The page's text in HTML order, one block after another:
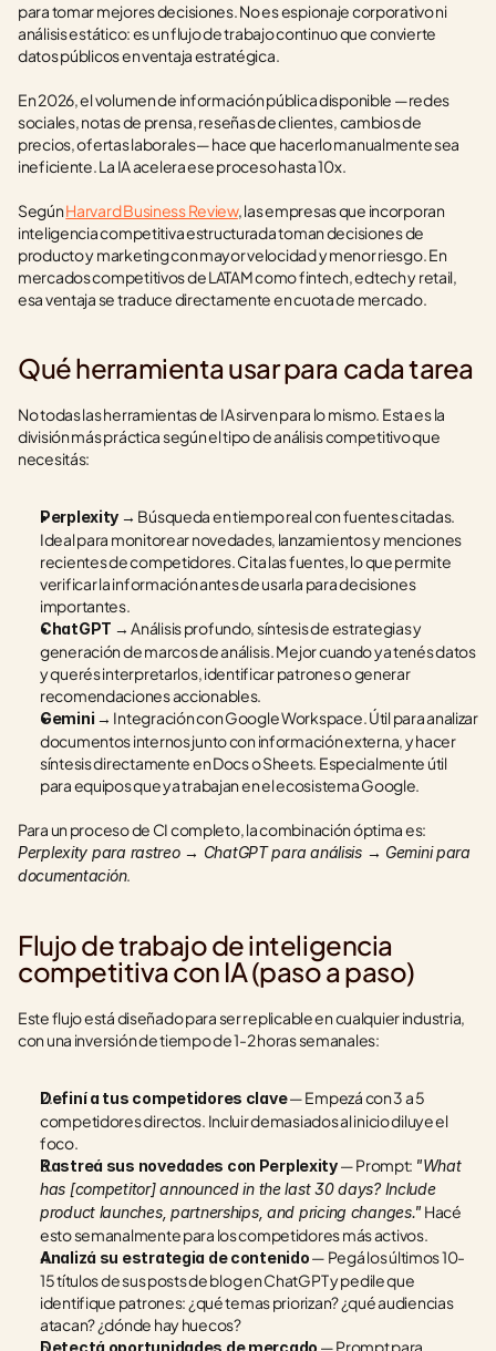
para tomar mejores decisiones. No es espionaje corporativo ni
análisis estático: es un flujo de trabajo continuo que convierte
datos públicos en ventaja estratégica.
En 2026, el volumen de información pública disponible —redes
sociales, notas de prensa, reseñas de clientes, cambios de
precios, ofertas laborales— hace que hacerlo manualmente sea
ineficiente. La IA acelera ese proceso hasta 10x.
Según Harvard Business Review, las empresas que incorporan
inteligencia competitiva estructurada toman decisiones de
producto y marketing con mayor velocidad y menor riesgo. En
mercados competitivos de LATAM como fintech, edtech y retail,
esa ventaja se traduce directamente en cuota de mercado.
Qué herramienta usar para cada tarea
No todas las herramientas de IA sirven para lo mismo. Esta es la
división más práctica según el tipo de análisis competitivo que
necesitás:
Perplexity → Búsqueda en tiempo real con fuentes citadas.
Ideal para monitorear novedades, lanzamientos y menciones
recientes de competidores. Cita las fuentes, lo que permite
verificar la información antes de usarla para decisiones
importantes.
ChatGPT → Análisis profundo, síntesis de estrategias y
generación de marcos de análisis. Mejor cuando ya tenés datos
y querés interpretarlos, identificar patrones o generar
recomendaciones accionables.
Gemini → Integración con Google Workspace. Útil para analizar
documentos internos junto con información externa, y hacer
síntesis directamente en Docs o Sheets. Especialmente útil
para equipos que ya trabajan en el ecosistema Google.
Perplexity para rastreo → ChatGPT para análisis → Gemini para
documentación.
Flujo de trabajo de inteligencia
competitiva con IA (paso a paso)
Este flujo está diseñado para ser replicable en cualquier industria,
con una inversión de tiempo de 1-2 horas semanales:
Definí a tus competidores clave — Empezá con 3 a 5
competidores directos. Incluir demasiados al inicio diluye el
foco.
Rastreá sus novedades con Perplexity — Prompt: "What
has [competitor] announced in the last 30 days? Include
product launches, partnerships, and pricing changes." Hacé
esto semanalmente para los competidores más activos.
Analizá su estrategia de contenido — Pegá los últimos 10-
15 títulos de sus posts de blog en ChatGPT y pedile que
identifique patrones: ¿qué temas priorizan? ¿qué audiencias
atacan? ¿dónde hay huecos?
Detectá oportunidades de mercado — Prompt para